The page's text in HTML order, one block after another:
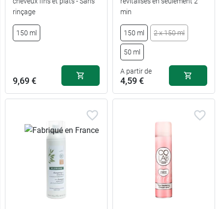
200 ml
rinçage
150 ml
9,69 €
min
150 ml 2 x 150 ml
50 ml
A partir de
4,59 €